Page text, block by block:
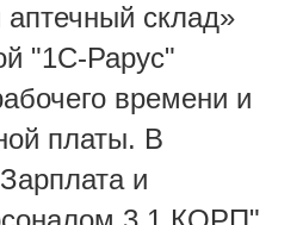
склад»
"1С-Рарус"
времени и
платы. В
и